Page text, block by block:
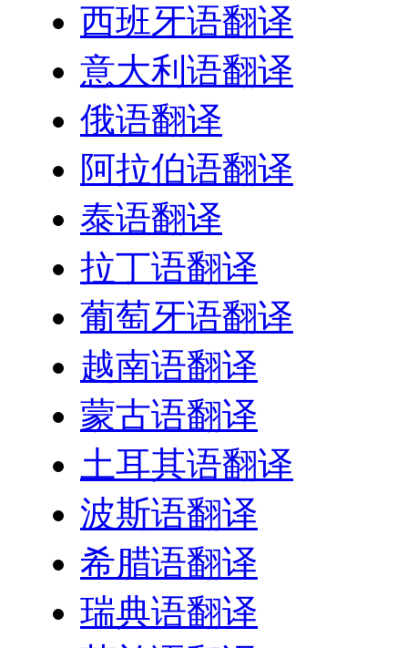
西班牙语翻译
意大利语翻译
俄语翻译
阿拉伯语翻译
泰语翻译
拉丁语翻译
葡萄牙语翻译
越南语翻译
蒙古语翻译
土耳其语翻译
波斯语翻译
希腊语翻译
瑞典语翻译